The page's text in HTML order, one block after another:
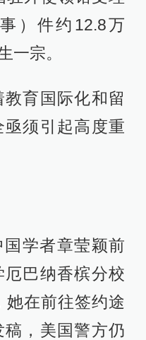
）件约12.8万
一宗。
育国际化和留
须引起高度重
学者章莹颖前
巴纳香槟分校
在前往签约途
，美国警方仍